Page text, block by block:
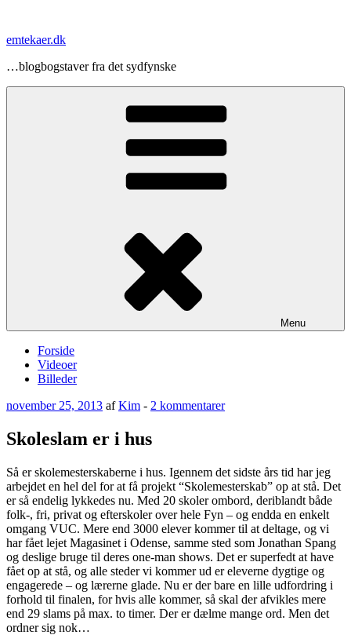
indhold
emtekaer.dk
…blogbogstaver fra det sydfynske
Menu
Forside
Videoer
Billeder
Udgivet
november 25, 2013 afKim - 2 kommentarertil
Skoleslam er i hus
Så er skolemesterskaberne i hus. Igennem det sidste års tid har jeg
arbejdet en hel del for at få projekt “Skolemesterskab” op at stå. Det
er så endelig lykkedes nu. Med 20 skoler ombord, deriblandt både
folk-, fri, privat og efterskoler over hele Fyn – og endda en enkelt
omgang VUC. Mere end 3000 elever kommer til at deltage, og vi
har fået lejet Magasinet i Odense, samme sted som Jonathan Spang
og deslige bruge til deres one-man shows. Det er superfedt at have
fået op at stå, og alle steder vi kommer ud er eleverne dygtige og
engagerede – og lærerne glade. Nu er der bare en lille udfordring i
forhold til finalen, for hvis alle kommer, så skal der afvikles mere
end 29 slams på max. to timer. Der er dælme mange ord. Men det
ordner sig nok…